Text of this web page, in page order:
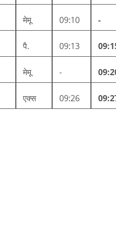
मेमू 09:10 -
पै. 09:13
मेमू -
एक्स 09:26